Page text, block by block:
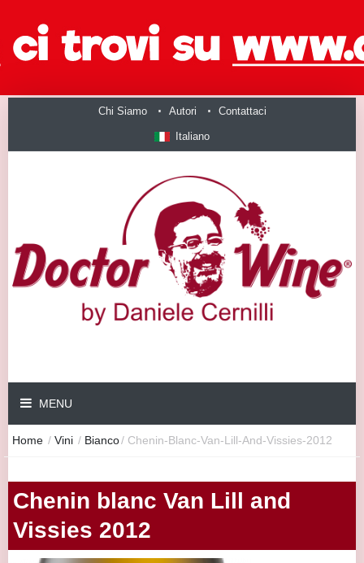
Chi Siamo Autori Contattaci
Italiano
MENU
Home / Vini / Bianco/ Chenin-Blanc-Van-Lill-And-Vissies-2012
Chenin blanc Van Lill and
Vissies 2012